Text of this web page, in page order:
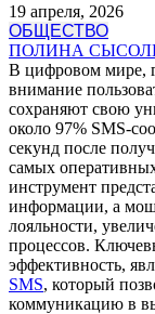
19 апреля, 2026
ОБЩЕСТВО
ПОЛИНА
В цифровом мире,
внимание
сохраняют свою
около 97% SMS-
секунд после
самых
инструмент
информации, а
лояльности,
процессов.
эффективность,
SMS, который
коммуникацию в